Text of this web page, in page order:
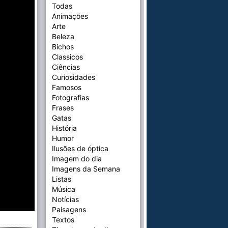
Todas
Animações
Arte
Beleza
Bichos
Classicos
Ciências
Curiosidades
Famosos
Fotografias
Frases
Gatas
História
Humor
Ilusões de óptica
Imagem do dia
Imagens da Semana
Listas
Música
Notícias
Paisagens
Textos